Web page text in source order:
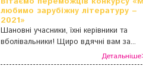
любимо зарубіжну літературу –
2021»
Шановні учасники, їхні керівники та
вболівальники! Щиро вдячні вам за...